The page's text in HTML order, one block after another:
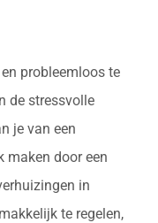
probleemloos te
de stressvolle
je van een
maken door een
in
te regelen,